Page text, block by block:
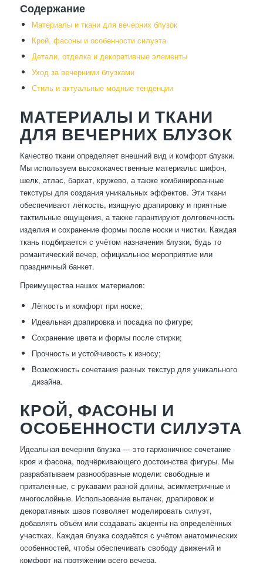
Содержание
Материалы и ткани для вечерних блузок
Крой, фасоны и особенности силуэта
Детали, отделка и декоративные элементы
Уход за вечерними блузками
Стиль и актуальные модные тенденции
МАТЕРИАЛЫ И ТКАНИ
ДЛЯ ВЕЧЕРНИХ БЛУЗОК
Качество ткани определяет внешний вид и комфорт блузки.
Мы используем высококачественные материалы: шифон,
шелк, атлас, бархат, кружево, а также комбинированные
текстуры для создания уникальных эффектов. Эти ткани
обеспечивают лёгкость, изящную драпировку и приятные
тактильные ощущения, а также гарантируют долговечность
изделия и сохранение формы после носки и чистки. Каждая
ткань подбирается с учётом назначения блузки, будь то
романтический вечер, официальное мероприятие или
праздничный банкет.
Преимущества наших материалов:
Лёгкость и комфорт при носке;
Идеальная драпировка и посадка по фигуре;
Сохранение цвета и формы после стирки;
Прочность и устойчивость к износу;
Возможность сочетания разных текстур для уникального
дизайна.
КРОЙ, ФАСОНЫ И
ОСОБЕННОСТИ СИЛУЭТА
Идеальная вечерняя блузка — это гармоничное сочетание
кроя и фасона, подчёркивающего достоинства фигуры. Мы
разрабатываем разнообразные модели: свободные и
приталенные, с рукавами разной длины, асимметричные и
многослойные. Использование вытачек, драпировок и
декоративных швов позволяет моделировать силуэт,
добавлять объём или создавать акценты на определённых
участках. Каждая блузка создаётся с учётом анатомических
особенностей, чтобы обеспечивать свободу движений и
комфорт на протяжении всего вечера.